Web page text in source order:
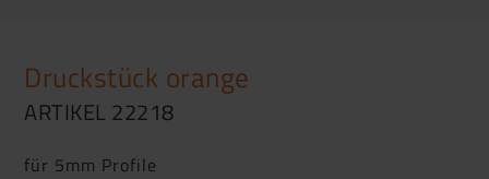
Druckstück orange
ARTIKEL 22218
für 5mm Profile